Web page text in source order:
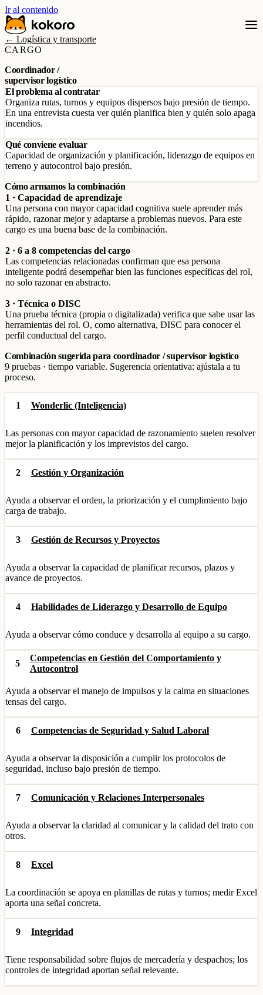
Ir al contenido
← Logística y transporte
CARGO
Coordinador /
supervisor logístico
El problema al contratar
Organiza rutas, turnos y equipos dispersos bajo presión de tiempo.
En una entrevista cuesta ver quién planifica bien y quién solo apaga
incendios.
Qué conviene evaluar
Capacidad de organización y planificación, liderazgo de equipos en
terreno y autocontrol bajo presión.
Cómo armamos la combinación
1 · Capacidad de aprendizaje
Una persona con mayor capacidad cognitiva suele aprender más
rápido, razonar mejor y adaptarse a problemas nuevos. Para este
cargo es una buena base de la combinación.
2 · 6 a 8 competencias del cargo
Las competencias relacionadas confirman que esa persona
inteligente podrá desempeñar bien las funciones específicas del rol,
no solo razonar en abstracto.
3 · Técnica o DISC
Una prueba técnica (propia o digitalizada) verifica que sabe usar las
herramientas del rol. O, como alternativa, DISC para conocer el
perfil conductual del cargo.
Combinación sugerida para coordinador / supervisor logístico
9 pruebas · tiempo variable. Sugerencia orientativa: ajústala a tu
proceso.
1 Wonderlic (Inteligencia)
Las personas con mayor capacidad de razonamiento suelen resolver
mejor la planificación y los imprevistos del cargo.
2 Gestión y Organización
Ayuda a observar el orden, la priorización y el cumplimiento bajo
carga de trabajo.
3 Gestión de Recursos y Proyectos
Ayuda a observar la capacidad de planificar recursos, plazos y
avance de proyectos.
4 Habilidades de Liderazgo y Desarrollo de Equipo
Ayuda a observar cómo conduce y desarrolla al equipo a su cargo.
5
Competencias en Gestión del Comportamiento y
Autocontrol
Ayuda a observar el manejo de impulsos y la calma en situaciones
tensas del cargo.
6 Competencias de Seguridad y Salud Laboral
Ayuda a observar la disposición a cumplir los protocolos de
seguridad, incluso bajo presión de tiempo.
7 Comunicación y Relaciones Interpersonales
Ayuda a observar la claridad al comunicar y la calidad del trato con
otros.
8 Excel
La coordinación se apoya en planillas de rutas y turnos; medir Excel
aporta una señal concreta.
9 Integridad
Tiene responsabilidad sobre flujos de mercadería y despachos; los
controles de integridad aportan señal relevante.